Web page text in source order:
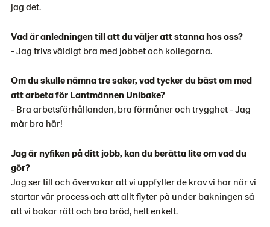
jag det.
Vad är anledningen till att du väljer att stanna hos oss?
- Jag trivs väldigt bra med jobbet och kollegorna.
Om du skulle nämna tre saker, vad tycker du bäst om med
att arbeta för Lantmännen Unibake?
- Bra arbetsförhållanden, bra förmåner och trygghet - Jag
mår bra här!
Jag är nyfiken på ditt jobb, kan du berätta lite om vad du
gör?
Jag ser till och övervakar att vi uppfyller de krav vi har när vi
startar vår process och att allt flyter på under bakningen så
att vi bakar rätt och bra bröd, helt enkelt.